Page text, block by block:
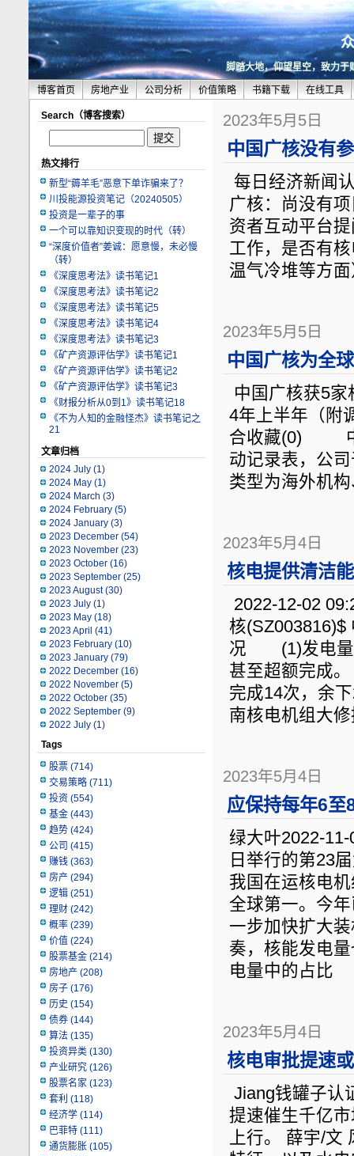
脚踏大地，仰望星空，致力于
博客首页 房地产业 公司分析 价值策略 书籍下载 在线工具
Search（博客搜索）
热文排行
新型“薅羊毛”恶意下单诈骗来了？
川投能源投资笔记（20240505）
投资是一辈子的事
一个可以靠知识变现的时代（转）
“深度价值者”姜诚：愿意慢，未必慢
（转）
《深度思考法》读书笔记1
《深度思考法》读书笔记2
《深度思考法》读书笔记5
《深度思考法》读书笔记4
《深度思考法》读书笔记3
《矿产资源评估学》读书笔记1
《矿产资源评估学》读书笔记2
《矿产资源评估学》读书笔记3
《财报分析从0到1》读书笔记18
《不为人知的金融怪杰》读书笔记之
21
文章归档
2024 July (1)
2024 May (1)
2024 March (3)
2024 February (5)
2024 January (3)
2023 December (54)
2023 November (23)
2023 October (16)
2023 September (25)
2023 August(30)
2023 July (1)
2023 May (18)
2023 April (41)
2023 February (10)
2023 January (79)
2022 December (16)
2022 November (5)
2022 October (35)
2022 September (9)
2022 July (1)
Tags
股票 (714)
交易策略 (711)
投资 (554)
基金 (443)
趋势 (424)
公司 (415)
赚钱 (363)
房产 (294)
逻辑 (251)
理财 (242)
概率 (239)
价值 (224)
股票基金 (214)
房地产 (208)
房子 (176)
历史 (154)
债券 (144)
算法 (135)
投资异类 (130)
产业研究 (126)
股票名家 (123)
套利 (118)
经济学 (114)
巴菲特 (111)
通货膨胀 (105)
2023年5月5日
中国广核没有
每日经济新闻
广核：尚没有
资者互动平台
工作，是否有
温气冷堆等方
2023年5月5日
中国广核为全
中国广核获5
4年上半年（附
合收藏(0) 中
动记录表，公
类型为海外机
2023年5月4日
核电提供清洁
2022-12-02
核
况 (1)发电量
甚至超额完成
完成14次，余
南核电机组大
2023年5月4日
应保持每年6至
绿大叶2022-
日举行的第23
我国在运核电
全球第一。今
一步加快扩大
奏，核能发电
电量中的占比
2023年5月4日
核电审批提速
Jiang钱罐子认
提速催生千亿
上行。 薛宇/